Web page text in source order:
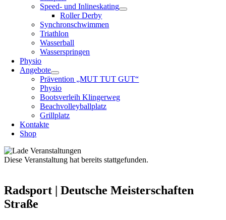
Speed- und Inlineskating
Roller Derby
Synchronschwimmen
Triathlon
Wasserball
Wasserspringen
Physio
Angebote
Prävention „MUT TUT GUT“
Physio
Bootsverleih Klingerweg
Beachvolleyballplatz
Grillplatz
Kontakte
Shop
Diese Veranstaltung hat bereits stattgefunden.
Radsport | Deutsche Meisterschaften
Straße